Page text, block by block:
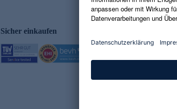
Sicher einkaufen